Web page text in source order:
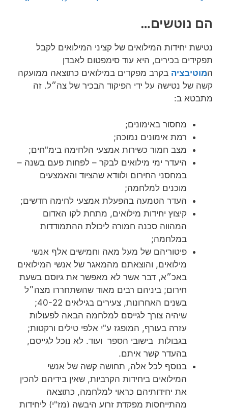
הם נוטשים…
נטישת יחידות המילואים של קציני המילואים לקבל
תפקידים בכירים, היא עוד סימפטום לאבדן
המוטיבציה בקרב מפקדים במילואים כתוצאה ממועקה
קשה של נטישה על ידי הפיקוד הבכיר של צה״ל. זה
מתבטא ב:
מחסור באימונים;
רמת אימונים נמוכה;
מצב חמור כשירות אמצעי הלחימה בימ"חים;
היעדר ימי מילואים לבקר – לפחות פעם בשנה –
במחסני החירום ולוודא שהציוד והאמצעים
מוכנים למלחמה;
העדר הטמעה בהפעלת אמצעי לחימה חדשים;
קיצוץ יחידות מילואים, מתחת לקו האדום
המהווה סכנה חמורה ליכולת ההתמודדות
במלחמה;
פיטוריהם של מעל מאה וחמישים אלף אנשי
מילואים, והוצאתם מהמאגר של אנשי המילואים
באכ״א, דבר אשר לא מאפשר את גיוסם בשעת
חירום; ביניהם רבים מאוד שהשתחררו מצה״ל
בשנים האחרונות, צעירים בגילאים 40-22;
שיהיה צורך לגייסם למלחמה הבאה לפעולות
עזרה בעורף, המופגז ע"י אלפי טילים ורקטות;
בגבולות בישובי הספר ועוד. לא נוכל לגייסם,
בהעדר קשר איתם.
בנוסף לכל אלה, תחושה קשה של אנשי
המילואים ביחידות הקרביות, שאין בידיהם להכין
את יחידותיהם כראוי למלחמה, כתוצאה
מהתייחסות מפקדת זרוע היבשה (מז"י) ליחידות